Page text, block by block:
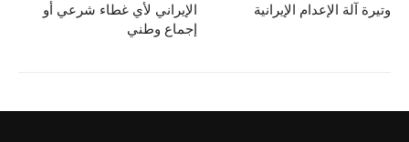
الإيراني لأي غطاء شرعي أو
إجماع وطني
وتيرة آلة الإعدام الإيرانية